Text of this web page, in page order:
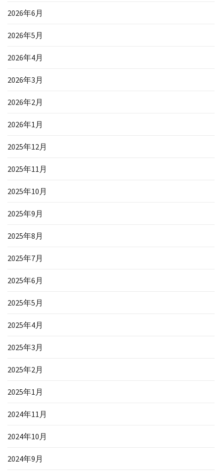
2026年6月
2026年5月
2026年4月
2026年3月
2026年2月
2026年1月
2025年12月
2025年11月
2025年10月
2025年9月
2025年8月
2025年7月
2025年6月
2025年5月
2025年4月
2025年3月
2025年2月
2025年1月
2024年11月
2024年10月
2024年9月